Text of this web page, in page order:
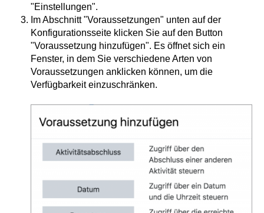
"Einstellungen".
Im Abschnitt "Voraussetzungen" unten auf der
Konfigurationsseite klicken Sie auf den Button
"Voraussetzung hinzufügen". Es öffnet sich ein
Fenster, in dem Sie verschiedene Arten von
Voraussetzungen anklicken können, um die
Verfügbarkeit einzuschränken.